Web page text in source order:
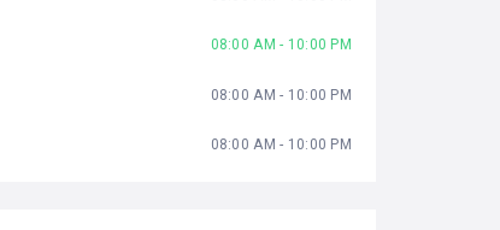
08:00 AM - 10:00 PM
08:00 AM - 10:00 PM
08:00 AM - 10:00 PM